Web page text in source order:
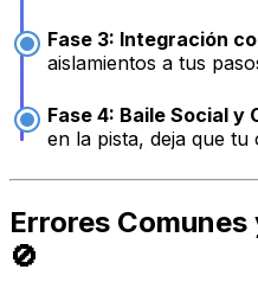
Fase 3: Integración
aislamientos a tus
Fase 4: Baile Social y
en la pista, deja que tu
Errores
🚫